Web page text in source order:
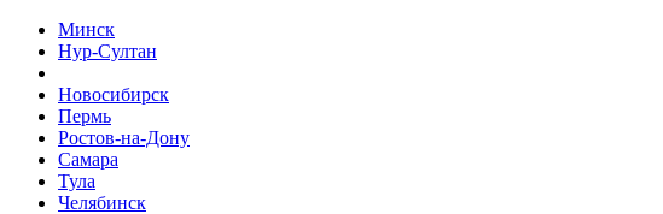
Минск
Нур-Султан
Новосибирск
Пермь
Ростов-на-Дону
Самара
Тула
Челябинск